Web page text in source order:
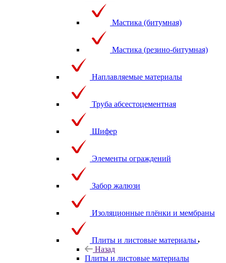
Мастика (битумная)
Мастика (резино-битумная)
Наплавляемые материалы
Труба абсестоцементная
Шифер
Элементы ограждений
Забор жалюзи
Изоляционные плёнки и мембраны
Плиты и листовые материалы
Назад
Плиты и листовые материалы